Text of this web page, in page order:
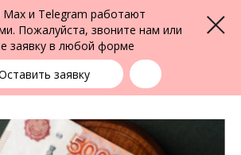
Max и Telegram работают
Пожалуйста, звоните нам или
заявку в любой форме
заявку
России Меню
+7 (383) 388-72-90